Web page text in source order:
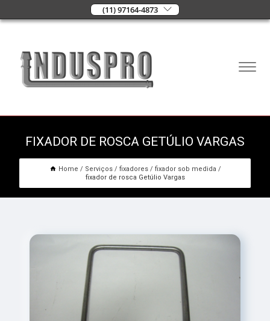
(11) 97164-4873
FIXADOR DE ROSCA GETÚLIO VARGAS
Home Serviços fixadores
fixador sob medida
fixador de rosca Getúlio Vargas